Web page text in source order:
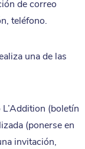
de correo
teléfono.
una de las
(boletín
(ponerse en
invitación,